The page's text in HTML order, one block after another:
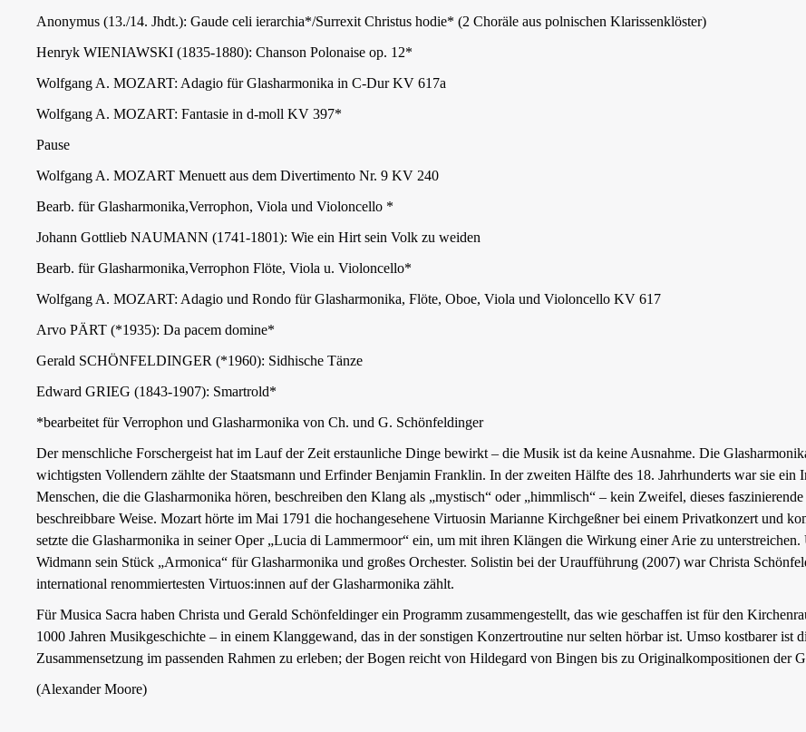
Anonymus (13./14. Jhdt.): Gaude celi ierarchia*/Surrexit Christus hodie* (2 Choräle aus polnischen Klarissenklöster)
Henryk WIENIAWSKI (1835-1880): Chanson Polonaise op. 12*
Wolfgang A. MOZART: Adagio für Glasharmonika in C-Dur KV 617a
Wolfgang A. MOZART: Fantasie in d-moll KV 397*
Pause
Wolfgang A. MOZART Menuett aus dem Divertimento Nr. 9 KV 240
Bearb. für Glasharmonika,Verrophon, Viola und Violoncello *
Johann Gottlieb NAUMANN (1741-1801): Wie ein Hirt sein Volk zu weiden
Bearb. für Glasharmonika,Verrophon Flöte, Viola u. Violoncello*
Wolfgang A. MOZART: Adagio und Rondo für Glasharmonika, Flöte, Oboe, Viola und Violoncello KV 617
Arvo PÄRT (*1935): Da pacem domine*
Gerald SCHÖNFELDINGER (*1960): Sidhische Tänze
Edward GRIEG (1843-1907): Smartrold*
*bearbeitet für Verrophon und Glasharmonika von Ch. und G. Schönfeldinger
Der menschliche Forschergeist hat im Lauf der Zeit erstaunliche Dinge bewirkt – die Musik ist da keine Ausnahme. Die
wichtigsten Vollendern zählte der Staatsmann und Erfinder Benjamin Franklin. In der zweiten Hälfte des 18. Jahrhunderts war sie ein
Menschen, die die Glasharmonika hören, beschreiben den Klang als „mystisch“ oder „himmlisch“ – kein Zweifel, dieses
beschreibbare Weise. Mozart hörte im Mai 1791 die hochangesehene Virtuosin Marianne Kirchgeßner bei einem Privatkonzert und
setzte die Glasharmonika in seiner Oper „Lucia di Lammermoor“ ein, um mit ihren Klängen die Wirkung einer Arie zu
Widmann sein Stück „Armonica“ für Glasharmonika und großes Orchester. Solistin bei der Uraufführung (2007) war Christa
international renommiertesten Virtuos:innen auf der Glasharmonika zählt.
Für Musica Sacra haben Christa und Gerald Schönfeldinger ein Programm zusammengestellt, das wie geschaffen ist für den
1000 Jahren Musikgeschichte – in einem Klanggewand, das in der sonstigen Konzertroutine nur selten hörbar ist. Umso kostbarer ist
Zusammensetzung im passenden Rahmen zu erleben; der Bogen reicht von Hildegard von Bingen bis zu Originalkompositionen der
(Alexander Moore)